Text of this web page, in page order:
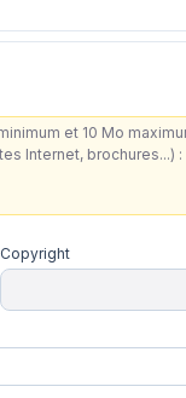
Copyright